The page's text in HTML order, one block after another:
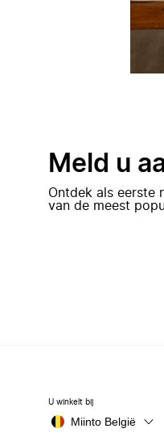
Meld u
Ontdek als eerste
van de meest
U winkelt bij
Miinto België